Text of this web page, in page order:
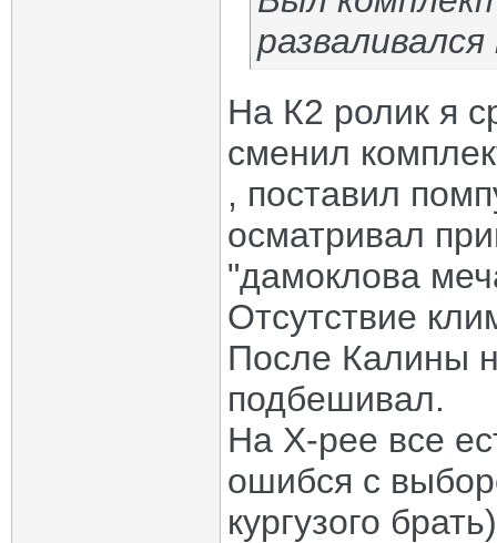
На К2 ролик я
сменил
, поставил
осматривал
"дамоклова
Отсутствие
После Калины
подбешивал.
На Х-рее все
ошибся с
кургузого